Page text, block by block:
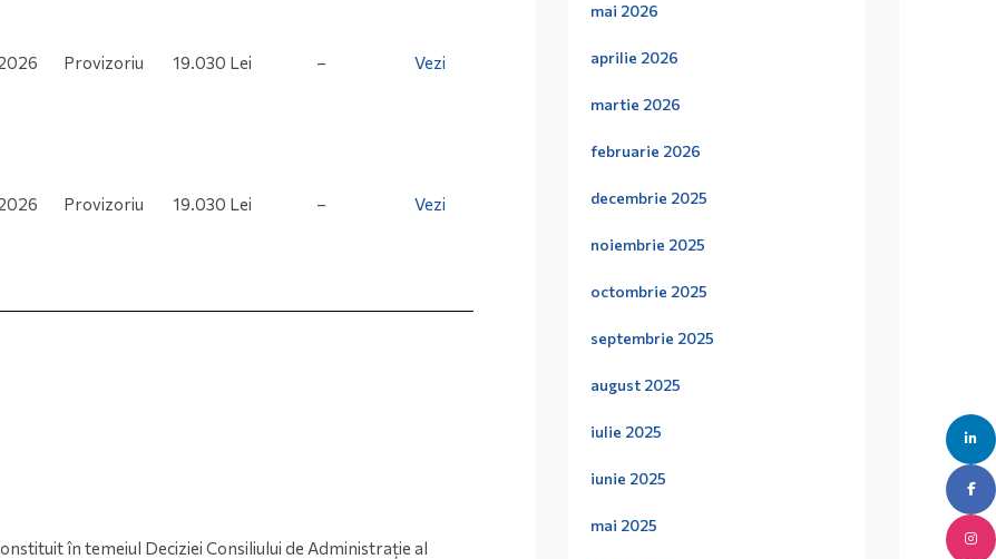
Provizoriu 19.030 Lei – Vezi
Provizoriu 19.030 Lei – Vezi
în temeiul Deciziei Consiliului de Administrație al
mai 2026
aprilie 2026
martie 2026
februarie 2026
decembrie 2025
noiembrie 2025
octombrie 2025
septembrie 2025
august 2025
iulie 2025
iunie 2025
mai 2025